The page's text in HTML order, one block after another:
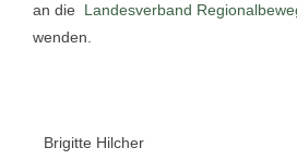
an die
Landesverband
wenden.
Brigitte Hilcher